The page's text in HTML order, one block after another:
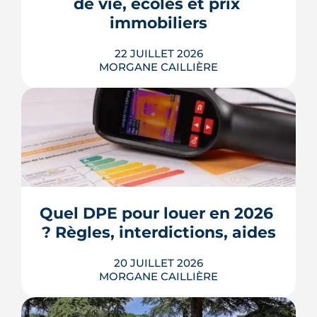
Voici les leviers concrets pour r...
LIRE L'ARTICLE
immobiliers
22 JUILLET 2026
MORGANE CAILLIÈRE
Écoles, base de loisirs, transports,
projets urbains et prix au m2 : le guide
3e ville de Haute-Garonne.
LIRE L'ARTICLE
Quel DPE pour louer en 2026
? Règles, interdictions, aides
20 JUILLET 2026
MORGANE CAILLIÈRE